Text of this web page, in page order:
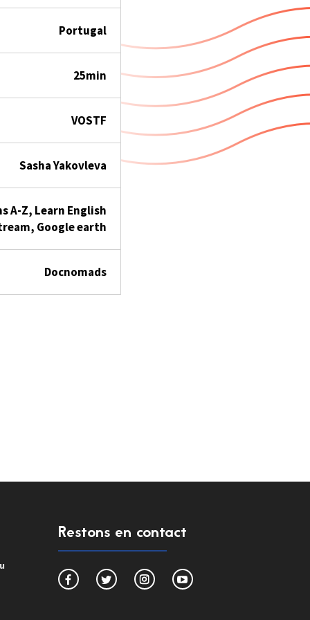
Portugal
25min
VOSTF
Sasha Yakovleva
A-Z, Learn English
Google earth
Docnomads
Restons en contact